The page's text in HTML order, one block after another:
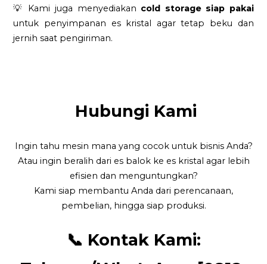
💡 Kami juga menyediakan cold storage siap pakai
untuk penyimpanan es kristal agar tetap beku dan
jernih saat pengiriman.
Hubungi Kami
Ingin tahu mesin mana yang cocok untuk bisnis Anda?
Atau ingin beralih dari es balok ke es kristal agar lebih
efisien dan menguntungkan?
Kami siap membantu Anda dari perencanaan,
pembelian, hingga siap produksi.
📞 Kontak Kami: